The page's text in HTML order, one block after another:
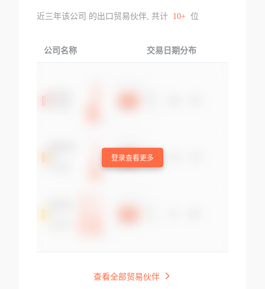
近三年该公司 的出口贸易伙伴, 共计 10+ 位
公司名称 交易日期分布
登录查看更多
查看全部贸易伙伴